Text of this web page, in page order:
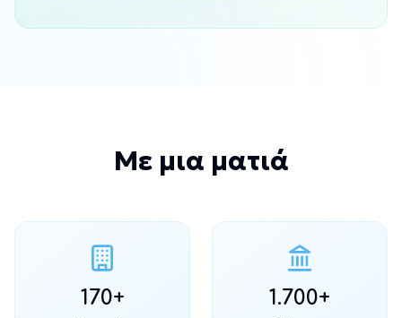
Με μια ματιά
170+ 1.700+